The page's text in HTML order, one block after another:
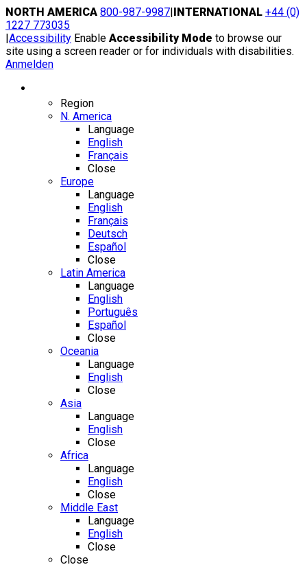
Skip
to
content
NORTH AMERICA 800-987-9987|INTERNATIONAL +44 (0)
1227 773035
|Accessibility Enable Accessibility Mode to browse our
site using a screen reader or for individuals with disabilities.
Anmelden
Region
N. America
Language
English
Français
Close
Europe
Language
English
Français
Deutsch
Español
Close
Latin America
Language
English
Português
Español
Close
Oceania
Language
English
Close
Asia
Language
English
Close
Africa
Language
English
Close
Middle East
Language
English
Close
Close